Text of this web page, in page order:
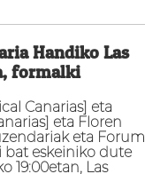
Handiko Las
formalki
Canarias] eta
eta Floren
eta Forum
bat eskeiniko dute
19:00etan, Las